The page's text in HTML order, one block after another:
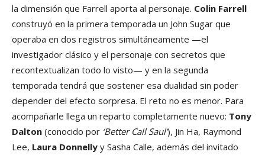
la dimensión que Farrell aporta al personaje. Colin Farrell
construyó en la primera temporada un John Sugar que
operaba en dos registros simultáneamente —el
investigador clásico y el personaje con secretos que
recontextualizan todo lo visto— y en la segunda
temporada tendrá que sostener esa dualidad sin poder
depender del efecto sorpresa. El reto no es menor. Para
acompañarle llega un reparto completamente nuevo: Tony
Dalton (conocido por ‘Better Call Saul’), Jin Ha, Raymond
Lee, Laura Donnelly y Sasha Calle, además del invitado